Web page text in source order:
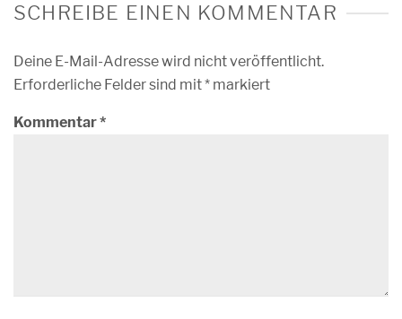
SCHREIBE EINEN KOMMENTAR
Deine E-Mail-Adresse wird nicht veröffentlicht.
Erforderliche Felder sind mit* markiert
Kommentar*